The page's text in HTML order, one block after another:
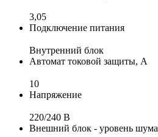
3,05
Подключение питания
Внутренний блок
Автомат токовой защиты, А
10
Напряжение
220/240 B
Внешний блок - уровень шума